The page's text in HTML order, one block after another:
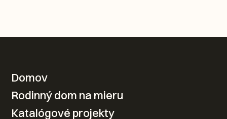
Váš nový domov od
Domov
Rodinný dom na mieru
Katalógové projekty